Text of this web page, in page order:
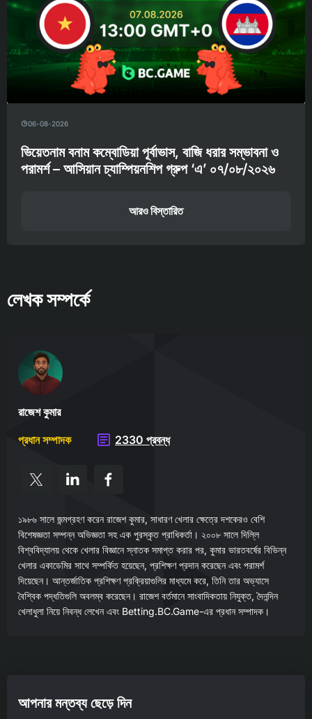
06-08-2026
ভিয়েতনাম বনাম কম্বোডিয়া পূর্বাভাস, বাজি ধরার সম্ভাবনা ও
পরামর্শ – আসিয়ান চ্যাম্পিয়নশিপ গ্রুপ ‘এ’ ০৭/০৮/২০২৬
আরও বিস্তারিত
লেখক সম্পর্কে
রাজেশ কুমার
প্রধান সম্পাদক
2330 প্রবন্ধ
১৯৮৬ সালে জন্মগ্রহণ করেন রাজেশ কুমার, সাধারণ খেলার ক্ষেত্রে দশকেরও বেশি
বিশেষজ্ঞতা সম্পন্ন অভিজ্ঞতা সহ এক পুরস্কৃত প্রাধিকর্তা। ২০০৮ সালে দিল্লি
বিশ্ববিদ্যালয় থেকে খেলার বিজ্ঞানে স্নাতক সমাপ্ত করার পর, কুমার ভারতবর্ষের বিভিন্ন
খেলার একাডেমির সাথে সম্পর্কিত হয়েছেন, প্রশিক্ষণ প্রদান করেছেন এবং পরামর্শ
দিয়েছেন। আন্তর্জাতিক প্রশিক্ষণ প্রক্রিয়াগুলির মাধ্যমে করে, তিনি তার অভ্যাসে
বৈশ্বিক পদ্ধতিগুলি অবলম্ব করেছেন। রাজেশ বর্তমানে সাংবাদিকতায় নিযুক্ত, দৈনন্দিন
খেলাধুলা নিয়ে নিবন্ধ লেখেন এবং Betting.BC.Game-এর প্রধান সম্পাদক।
আপনার মন্তব্য ছেড়ে দিন